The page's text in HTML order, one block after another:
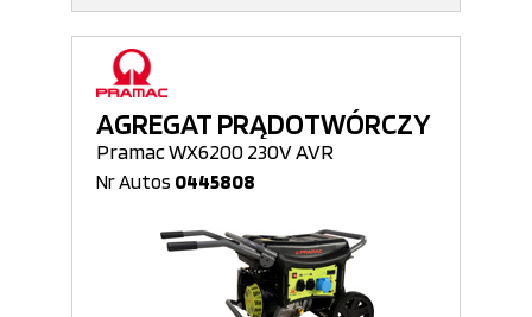
AGREGAT PRĄDOTWÓRCZY
Pramac WX6200 230V AVR
Nr Autos 0445808